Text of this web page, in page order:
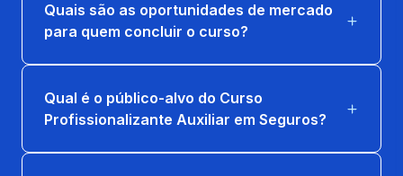
Quais são as oportunidades de mercado
para quem concluir o curso?
Qual é o público-alvo do Curso
Profissionalizante Auxiliar em Seguros?